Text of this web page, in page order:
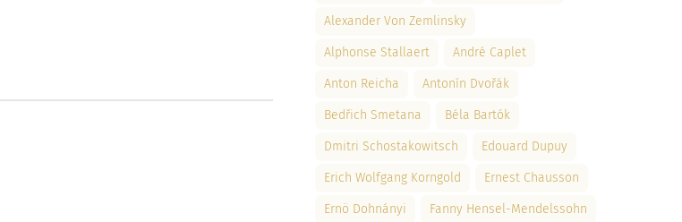
Alexander Von Zemlinsky
Alphonse Stallaert André Caplet
Anton Reicha Antonín Dvořák
Bedřich Smetana Béla Bartók
Dmitri Schostakowitsch Edouard Dupuy
Erich Wolfgang Korngold Ernest Chausson
Ernö Dohnányi Fanny Hensel-Mendelssohn